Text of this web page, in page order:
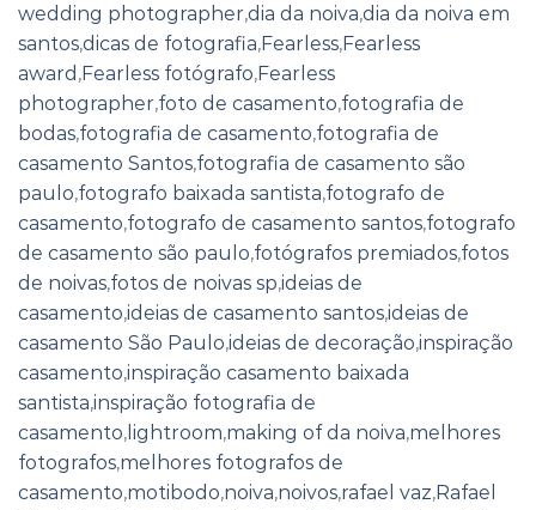
wedding photographer,dia da noiva,dia da noiva em
santos,dicas de fotografia,Fearless,Fearless
award ,Fearless fotógrafo,Fearless
photographer,foto de casamento,fotografia de
bodas,fotografia de casamento,fotografia de
casamento Santos,fotografia de casamento são
paulo,fotografo baixada santista,fotografo de
casamento,fotografo de casamento santos,fotografo
de casamento são paulo,fotógrafos premiados,fotos
de noivas,fotos de noivas sp,ideias de
casamento,ideias de casamento santos,ideias de
casamento São Paulo,ideias de decoração,inspiração
casamento,inspiração casamento baixada
santista,inspiração fotografia de
casamento, lightroom,making of da noiva,melhores
fotografos,melhores fotografos de
casamento,motibodo,noiva,noivos,rafael vaz,Rafael